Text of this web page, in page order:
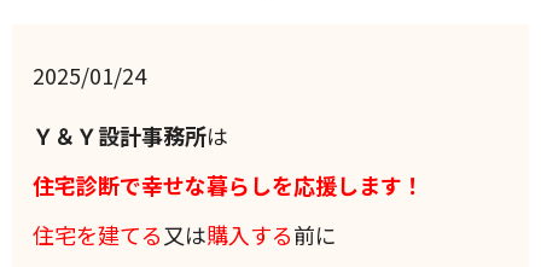
2025/01/24
Ｙ＆Ｙ設計事務所は
住宅診断で幸せな暮らしを応援します！
住宅を建てる又は購入する前に